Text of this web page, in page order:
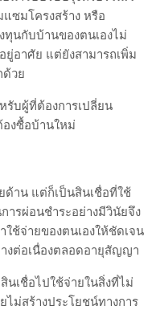
ซมโครงสร้าง หรือ
นกับบ้านของตนเองไม่
ยู่อาศัย แต่ยังสามารถเพิ่ม
ด้วย
รับผู้ที่ต้องการเปลี่ยน
องซื้อบ้านใหม่
ด้าน แต่ก็เป็นสินเชื่อที่ใช้
ารผ่อนชำระอย่างมีวินัยจึง
ช้จ่ายของตนเองให้ชัดเจน
งต่อเนื่องตลอดอายุสัญญา
นเชื่อไปใช้จ่ายในสิ่งที่ไม่
ไม่สร้างประโยชน์ทางการ